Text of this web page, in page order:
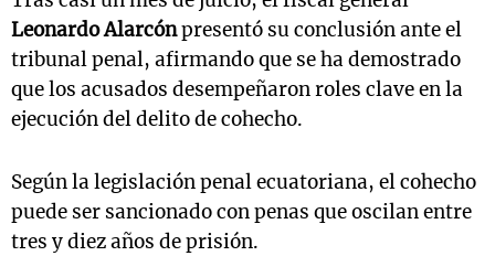
Leonardo Alarcónpresentó su conclusión ante el
tribunal penal, afirmando que se ha demostrado
que los acusados desempeñaron roles clave en la
ejecución del delito de cohecho.
Según la legislación penal ecuatoriana, el cohecho
puede ser sancionado con penas que oscilan entre
tres y diez años de prisión.